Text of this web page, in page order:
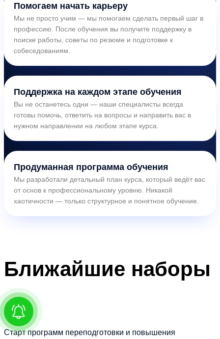
Помогаем начать карьеру
Мы не просто учим — мы помогаем сделать первый шаг в
профессию. После обучения вы получите поддержку в
поиске работы, советы по резюме и подготовке к
собеседованиям.
Поддержка на каждом этапе обучения
Вы не останетесь одни — наши специалисты всегда
готовы помочь, ответить на вопросы и направить вас в
нужном направлении на любом этапе курса.
Продуманная программа обучения
Мы разработали детальный план курса, который ведёт вас
от основ к профессиональному уровню. Никакой
хаотичности — только структурное и понятное обучение.
Ближайшие наборы
Старт программ переподготовки и повышения